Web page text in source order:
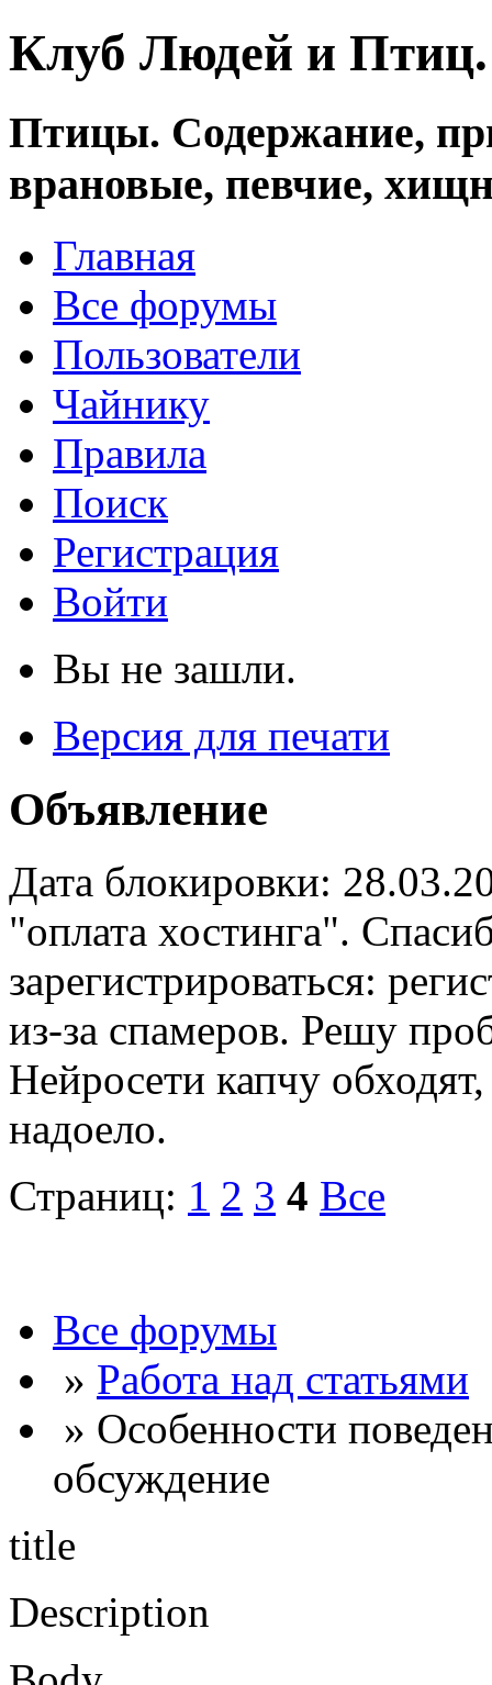
Клуб Людей и
Птицы. Содержание,
врановые, певчие,
Главная
Все форумы
Пользователи
Чайнику
Правила
Поиск
Регистрация
Войти
Вы не зашли.
Версия для печати
Объявление
Дата блокировки:
"оплата хостинга".
зарегистрироваться:
из-за спамеров. Решу
Нейросети капчу
надоело.
Страниц: 1 2 3 4 Все
Все форумы
» Работа над статьями
» Особенности
обсуждение
title
Description